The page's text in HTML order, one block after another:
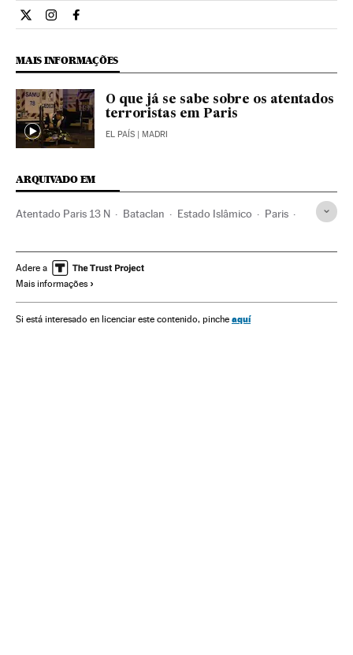
Internacional El País Brasil en Twitter
Internacional El País Brasil en Instagram
Internacional El País Brasil en Facebook
MAIS INFORMAÇÕES
O que já se sabe sobre os atentados
terroristas em Paris
EL PAÍS | MADRI
ARQUIVADO EM
Atentado Paris 13 N Bataclan Estado Islâmico Paris
Colégios França terrorismo islâmico
Conflito Sunitas e Xiitas
Jihadismo Centros educativos Islã Europa Ocidental
Adere a
Mais informações
Si está interesado en licenciar este contenido, pinche aquí